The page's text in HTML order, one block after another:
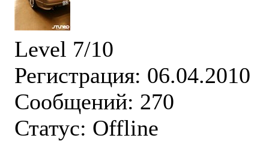
Level 7/10
Регистрация: 06.04.2010
Сообщений: 270
Статус: Offline